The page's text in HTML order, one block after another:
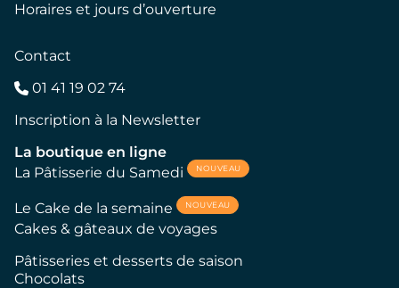
Horaires et jours d’ouverture
Contact
01 41 19 02 74
Inscription à la Newsletter
La boutique en ligne
La Pâtisserie du Samedi
NOUVEAU
Le Cake de la semaine NOUVEAU
Cakes & gâteaux de voyages
Pâtisseries et desserts de saison
Chocolats